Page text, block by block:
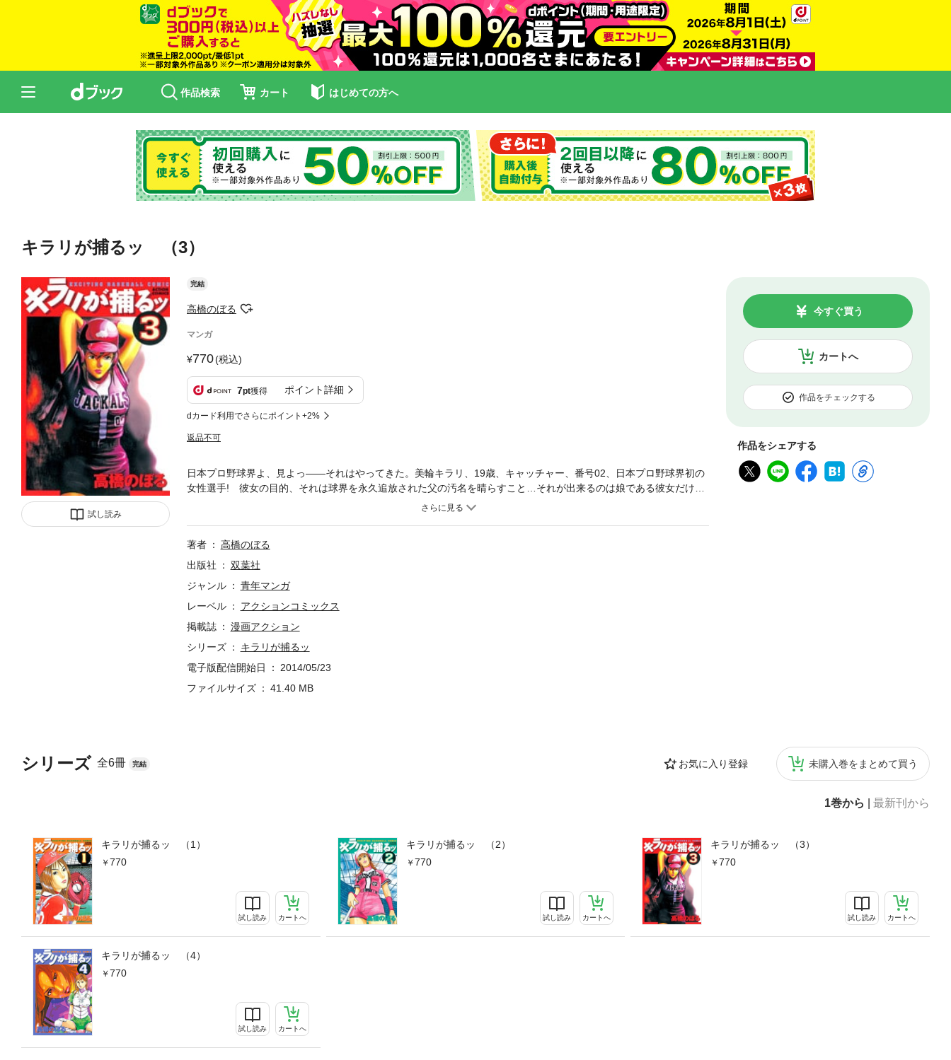
作品検索 カート はじめての方へ
キラリが捕るッ （3）
試し読み
完結
高橋のぼる
マンガ
770(税込)
7pt獲得 ポイント詳細
dカード利用でさらにポイント+2%
返品不可
カートへ
今すぐ買う
作品をチェックする
作品をシェアする
シリーズ 全6冊 完結 お気に入り登録 未購入巻をまとめて買う
1巻から 最新刊から
キラリが捕るッ （1）
770
試し読み カートへ
キラリが捕るッ （2）
770
試し読み カートへ
キラリが捕るッ （3）
770
試し読み カートへ
キラリが捕るッ （4）
770
試し読み カートへ
日本プロ野球界よ、見よっ――それはやってきた。美輪キラリ、19歳、キャッチャー、番号02、日本プロ野球界初の
女性選手! 彼女の目的、それは球界を永久追放された父の汚名を晴らすこと…それが出来るのは娘である彼女だけ。
飛び散る汗! 躍動する肉体!! キラリの青春の全てを賭けた戦いが今、始まる。
著者
高橋のぼる
出版社
双葉社
ジャンル
青年マンガ
レーベル
アクションコミックス
掲載誌
漫画アクション
シリーズ
キラリが捕るッ
電子版配信開始日
2014/05/23
ファイルサイズ
41.40 MB